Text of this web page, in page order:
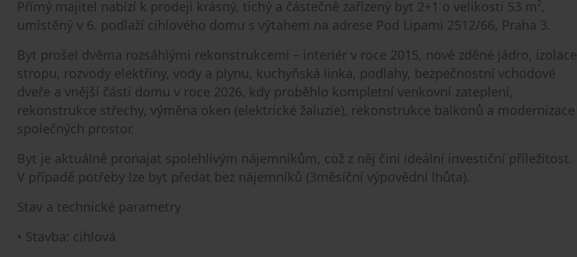
Přímý majitel nabízí k prodeji krásný, tichý a částečně zařízený byt 2+1 o velikosti 53 m²,
umístěný v 6. podlaží cihlového domu s výtahem na adrese Pod Lipami 2512/66, Praha 3.
Byt prošel dvěma rozsáhlými rekonstrukcemi – interiér v roce 2015, nové zděné jádro, izolace
stropu, rozvody elektřiny, vody a plynu, kuchyňská linka, podlahy, bezpečnostní vchodové
dveře a vnější části domu v roce 2026, kdy proběhlo kompletní venkovní zateplení,
rekonstrukce střechy, výměna oken (elektrické žaluzie), rekonstrukce balkonů a modernizace
společných prostor.
Byt je aktuálně pronajat spolehlivým nájemníkům, což z něj činí ideální investiční příležitost.
V případě potřeby lze byt předat bez nájemníků (3měsíční výpovědní lhůta).
Stav a technické parametry
• Stavba: cihlová